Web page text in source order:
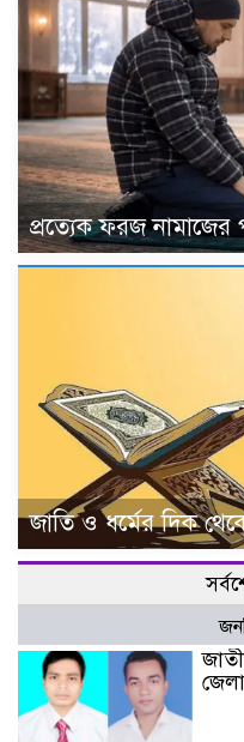
প্রত্যেক ফরজ
জাতি ও ধর্মের দিক